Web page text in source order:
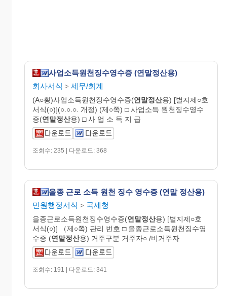
사업소득원천징수영수증 (연말정산용)
회사서식 > 세무/회계
(A○횡)사업소득원천징수영수증(연말정산용) [별지제○호
서식(○)](○.○.○. 개정) (제○쪽) □ 사업소득 원천징수영수
증(연말정산용) □ 사 업 소 득 지 급
조회수: 235 | 다운로드: 368
을종 근로 소득 원천 징수 영수증 (연말 정산용)
민원행정서식 > 국세청
을종근로소득원천징수영수증(연말정산용) [별지제○호
서식(○)] （제○쪽) 관리 번호 □ 을종근로소득원천징수영
수증 (연말정산용) 거주구분 거주자○ /비거주자
조회수: 191 | 다운로드: 341